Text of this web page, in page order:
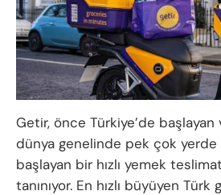
Getir, önce Türkiye’de başlayan
dünya genelinde pek çok
başlayan bir hızlı yemek
tanınıyor. En hızlı büyüyen